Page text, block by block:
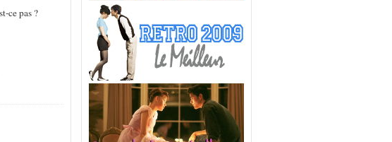
ce pas ?